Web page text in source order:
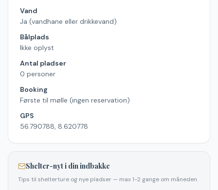
Vand
Ja (vandhane eller drikkevand)
Bålplads
Ikke oplyst
Antal pladser
0 personer
Booking
Første til mølle (ingen reservation)
GPS
56.790788, 8.620778
Shelter-nyt i din indbakke
Tips til shelterture og nye pladser — max 1-2 gange om måneden.